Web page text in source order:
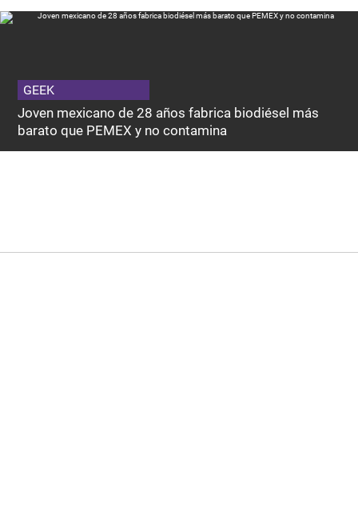
GEEK
Joven mexicano de 28 años fabrica biodiésel más
barato que PEMEX y no contamina